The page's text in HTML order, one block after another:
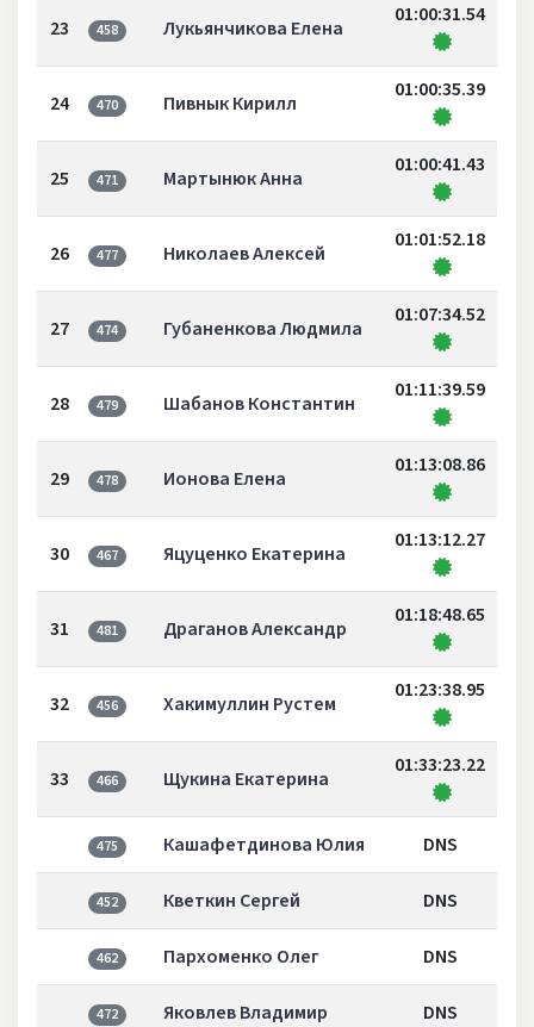
23 458 Лукьянчикова Елена
01:00:31.54
24 470 Пивнык Кирилл
01:00:35.39
25 471 Мартынюк Анна
01:00:41.43
26 477 Николаев Алексей
01:01:52.18
27 474 Губаненкова Людмила
01:07:34.52
28 479 Шабанов Константин
01:11:39.59
29 478 Ионова Елена
01:13:08.86
30 467 Яцуценко Екатерина
01:13:12.27
31 481 Драганов Александр
01:18:48.65
32 456 Хакимуллин Рустем
01:23:38.95
33 466 Щукина Екатерина
01:33:23.22
475 Кашафетдинова Юлия DNS
452 Кветкин Сергей DNS
462 Пархоменко Олег DNS
472 Яковлев Владимир DNS